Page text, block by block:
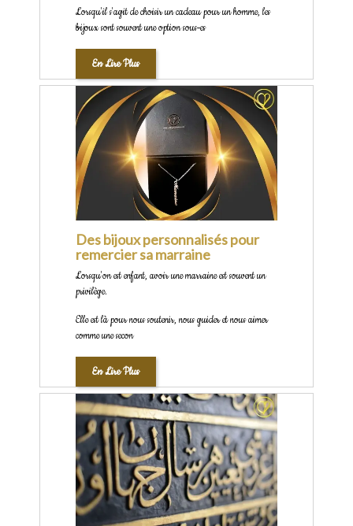
Lorsqu'il s'agit de choisir un cadeau pour un homme, les
bijoux sont souvent une option sous-es
En Lire Plus
Des bijoux personnalisés pour
remercier sa marraine
Lorsqu'on est enfant, avoir une marraine est souvent un
privilège.
Elle est là pour nous soutenir, nous guider et nous aimer
comme une secon
En Lire Plus